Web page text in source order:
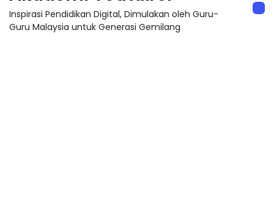
Inspirasi Pendidikan Digital, Dimulakan oleh Guru-
Guru Malaysia untuk Generasi Gemilang